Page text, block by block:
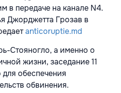
в передаче на канале N4.
Джорджетта Грозав в
anticoruptie.md
Стояногло, а именно о
жизни, заседание 11
обеспечения
обвинения.